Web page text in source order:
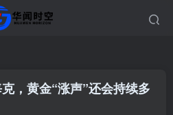
，黄金“涨声”还会持续多